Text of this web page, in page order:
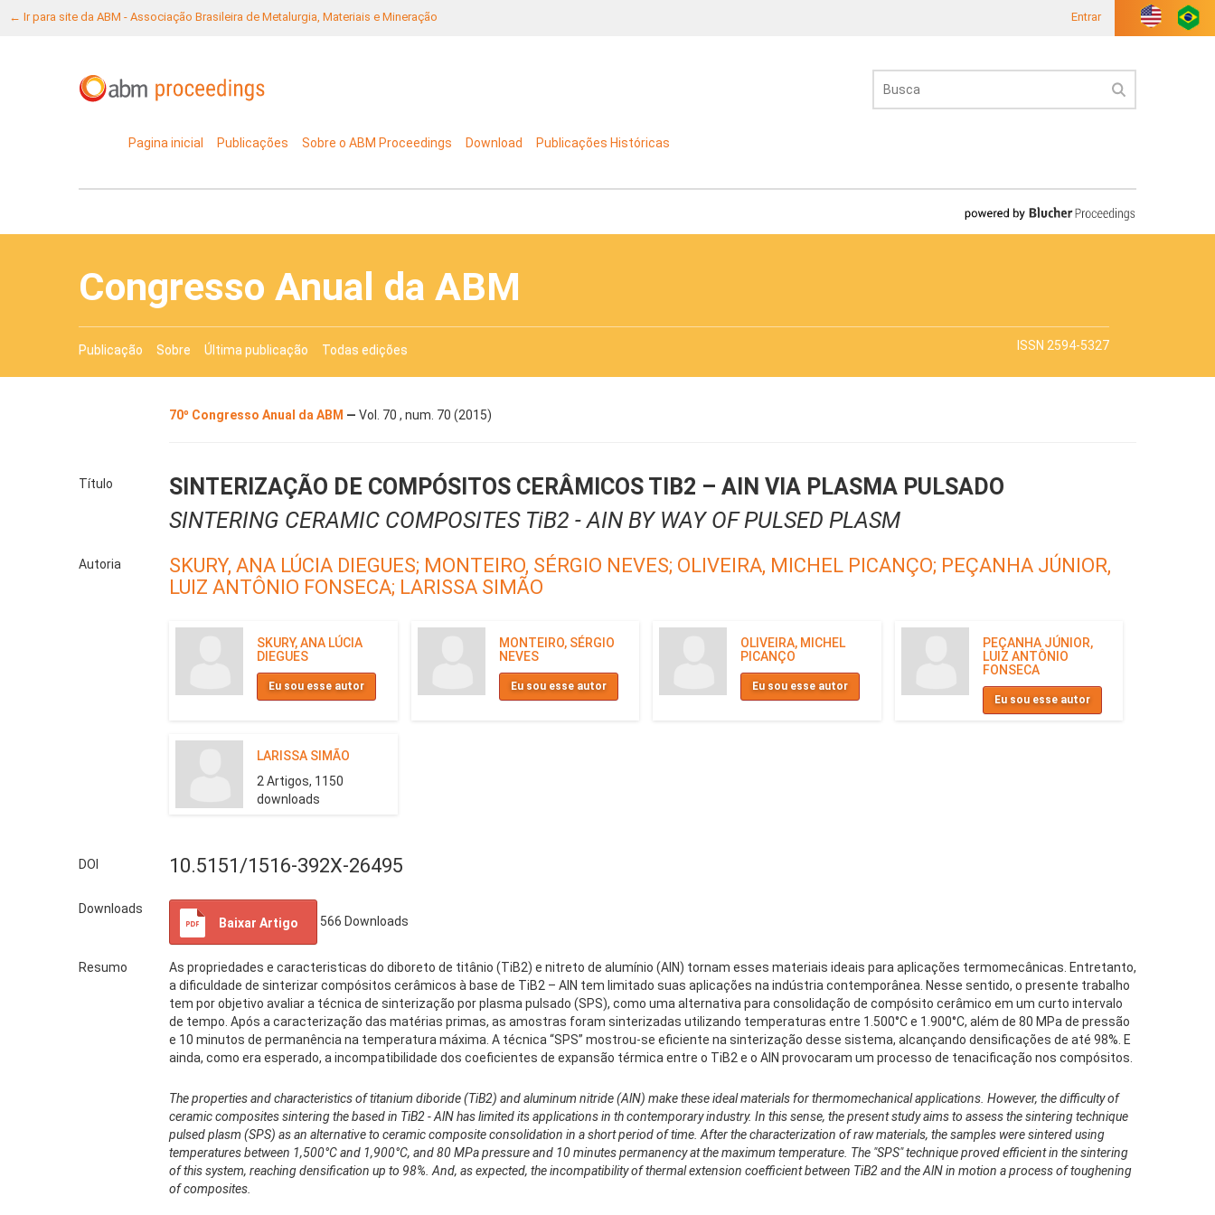
← Ir para site da ABM - Associação Brasileira de Metalurgia, Materiais e Mineração Entrar
Pagina inicial Publicações Sobre o ABM Proceedings Download Publicações Históricas
Congresso Anual da ABM
Publicação Sobre Última publicação Todas edições ISSN 2594-5327
70º Congresso Anual da ABM — Vol. 70 , num. 70 (2015)
Título
SINTERIZAÇÃO DE COMPÓSITOS CERÂMICOS TIB2 – AlN VIA PLASMA PULSADO
SINTERING CERAMIC COMPOSITES TiB2 - AIN BY WAY OF PULSED PLASM
Autoria SKURY, ANA LÚCIA DIEGUES; MONTEIRO, SÉRGIO NEVES; OLIVEIRA, MICHEL PICANÇO; PEÇANHA JÚNIOR,
LUIZ ANTÔNIO FONSECA; LARISSA SIMÃO
SKURY, ANA LÚCIA
DIEGUES
Eu sou esse autor
MONTEIRO, SÉRGIO
NEVES
Eu sou esse autor
OLIVEIRA, MICHEL
PICANÇO
Eu sou esse autor
PEÇANHA JÚNIOR,
LUIZ ANTÔNIO
FONSECA
Eu sou esse autor
LARISSA SIMÃO
2 Artigos, 1150
downloads
DOI 10.5151/1516-392X-26495
Downloads
Baixar Artigo
566 Downloads
Resumo
As propriedades e caracteristicas do diboreto de titânio (TiB2) e nitreto de alumínio (AlN) tornam esses materiais ideais para aplicações termomecânicas. Entretanto,
a dificuldade de sinterizar compósitos cerâmicos à base de TiB2 – AlN tem limitado suas aplicações na indústria contemporânea. Nesse sentido, o presente trabalho
tem por objetivo avaliar a técnica de sinterização por plasma pulsado (SPS), como uma alternativa para consolidação de compósito cerâmico em um curto intervalo
de tempo. Após a caracterização das matérias primas, as amostras foram sinterizadas utilizando temperaturas entre 1.500°C e 1.900°C, além de 80 MPa de pressão
e 10 minutos de permanência na temperatura máxima. A técnica “SPS” mostrou-se eficiente na sinterização desse sistema, alcançando densificações de até 98%. E
ainda, como era esperado, a incompatibilidade dos coeficientes de expansão térmica entre o TiB2 e o AlN provocaram um processo de tenacificação nos compósitos.
The properties and characteristics of titanium diboride (TiB2) and aluminum nitride (AlN) make these ideal materials for thermomechanical applications. However, the difficulty of
ceramic composites sintering the based in TiB2 - AlN has limited its applications in th contemporary industry. In this sense, the present study aims to assess the sintering technique
pulsed plasm (SPS) as an alternative to ceramic composite consolidation in a short period of time. After the characterization of raw materials, the samples were sintered using
temperatures between 1,500°C and 1,900°C, and 80 MPa pressure and 10 minutes permanency at the maximum temperature. The "SPS" technique proved efficient in the sintering
of this system, reaching densification up to 98%. And, as expected, the incompatibility of thermal extension coefficient between TiB2 and the AlN in motion a process of toughening
of composites.